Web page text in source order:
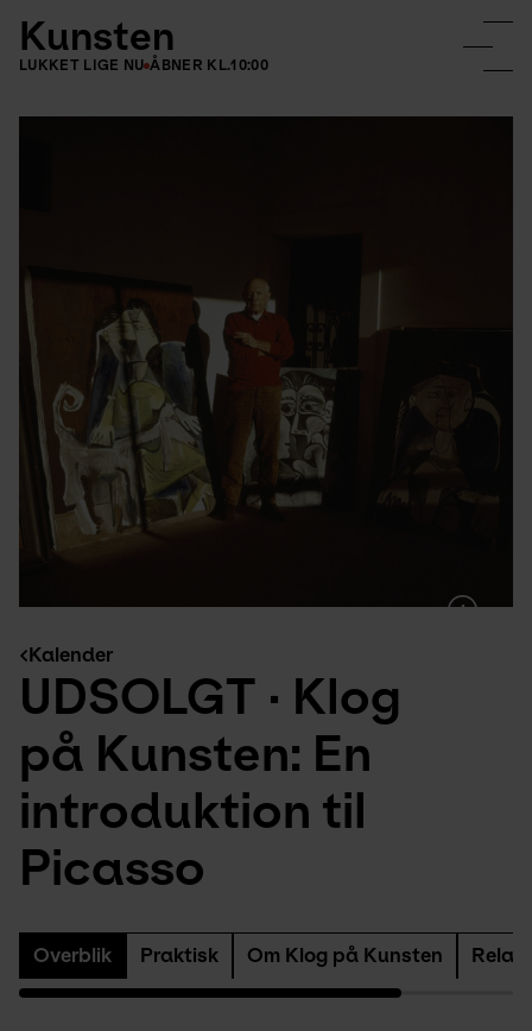
Kunsten
LUKKET LIGE NU ÅBNER KL.10:00
Kalender
UDSOLGT · Klog
på Kunsten: En
introduktion til
Picasso
Overblik Praktisk Om Klog på Kunsten